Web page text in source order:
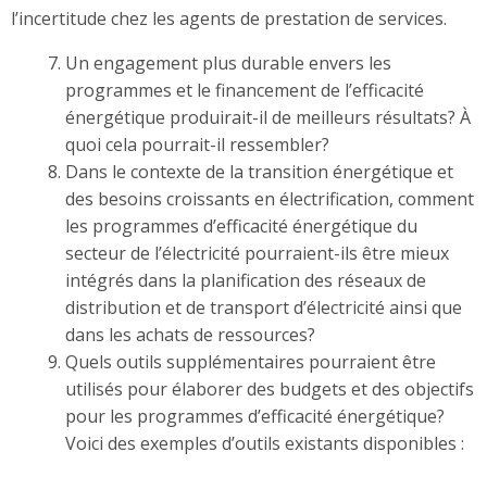
l’incertitude chez les agents de prestation de services.
Un engagement plus durable envers les
programmes et le financement de l’efficacité
énergétique produirait-il de meilleurs résultats? À
quoi cela pourrait-il ressembler?
Dans le contexte de la transition énergétique et
des besoins croissants en électrification, comment
les programmes d’efficacité énergétique du
secteur de l’électricité pourraient-ils être mieux
intégrés dans la planification des réseaux de
distribution et de transport d’électricité ainsi que
dans les achats de ressources?
Quels outils supplémentaires pourraient être
utilisés pour élaborer des budgets et des objectifs
pour les programmes d’efficacité énergétique?
Voici des exemples d’outils existants disponibles :